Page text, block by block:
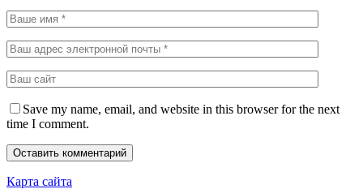
Save my name, email, and website in this browser for the next
time I comment.
Карта сайта